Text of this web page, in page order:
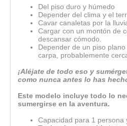
Del piso duro y húmedo
Depender del clima y el
Cavar canaletas por la
Cargar con un montón de
descansar cómodo.
Depender de un piso
carpa, probablemente
¡Aléjate de todo eso y
como nunca antes lo has
Este modelo incluye todo lo
sumergirse en la aventura.
Capacidad para 1 persona